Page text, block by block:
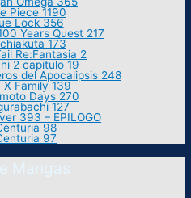
Piece 1190
Lock 356
Years Quest 217
173
Re:Fantasia 2
2 capitulo 19
del Apocalipsis 248
X Family 139
Days 270
127
393 – EPILOGO
98
97
Mangas